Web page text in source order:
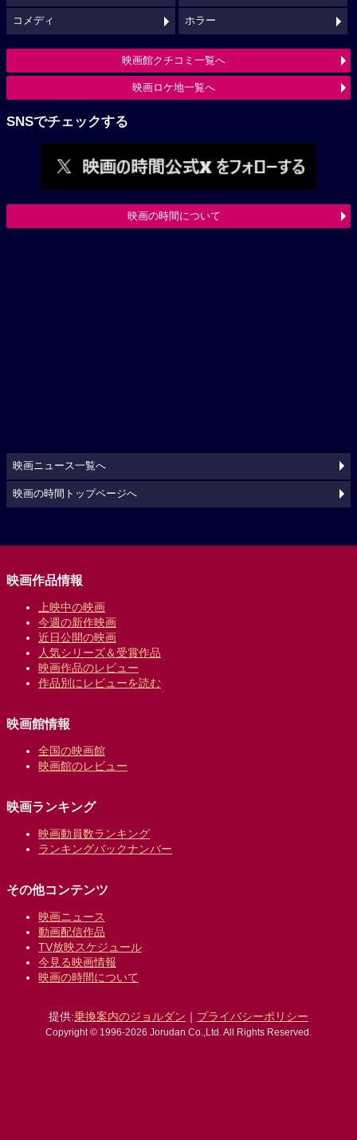
コメディ ホラー
映画館クチコミ一覧へ
映画ロケ地一覧へ
SNSでチェックする
映画の時間について
映画ニュース一覧へ
映画の時間トップページへ
映画作品情報
上映中の映画
今週の新作映画
近日公開の映画
人気シリーズ＆受賞作品
映画作品のレビュー
作品別にレビューを読む
映画館情報
全国の映画館
映画館のレビュー
映画ランキング
映画動員数ランキング
ランキングバックナンバー
その他コンテンツ
映画ニュース
動画配信作品
TV放映スケジュール
今見る映画情報
映画の時間について
提供:乗換案内のジョルダン ｜ プライバシーポリシー
Copyright © 1996-2026 Jorudan Co.,Ltd. All Rights Reserved.